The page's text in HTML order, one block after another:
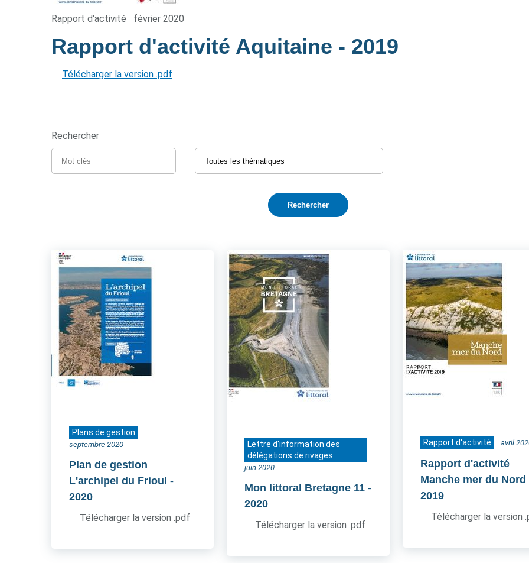
Rapport d'activité février 2020
Rapport d'activité Aquitaine - 2019
Télécharger la version .pdf
Rechercher
Plans de gestion
septembre 2020
Plan de gestion
L'archipel du Frioul -
2020
Télécharger la version .pdf
Lettre d'information des
délégations de rivages
juin 2020
Mon littoral Bretagne 11 -
2020
Télécharger la version .pdf
Rapport d'activité avril
Rapport d'activité
Manche mer du Nord
2019
Télécharger la version